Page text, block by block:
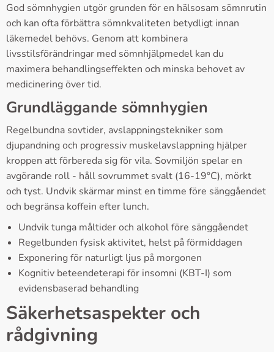
God sömnhygien utgör grunden för en hälsosam sömnrutin
och kan ofta förbättra sömnkvaliteten betydligt innan
läkemedel behövs. Genom att kombinera
livsstilsförändringar med sömnhjälpmedel kan du
maximera behandlingseffekten och minska behovet av
medicinering över tid.
Grundläggande sömnhygien
Regelbundna sovtider, avslappningstekniker som
djupandning och progressiv muskelavslappning hjälper
kroppen att förbereda sig för vila. Sovmiljön spelar en
avgörande roll - håll sovrummet svalt (16-19°C), mörkt
och tyst. Undvik skärmar minst en timme före sänggåendet
och begränsa koffein efter lunch.
Undvik tunga måltider och alkohol före sänggåendet
Regelbunden fysisk aktivitet, helst på förmiddagen
Exponering för naturligt ljus på morgonen
Kognitiv beteendeterapi för insomni (KBT-I) som
evidensbaserad behandling
Säkerhetsaspekter och
rådgivning